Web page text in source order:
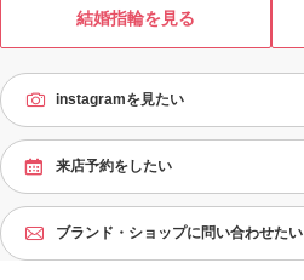
結婚指輪を見る
instagramを見たい
来店予約をしたい
ブランド・ショップに問い合わせたい